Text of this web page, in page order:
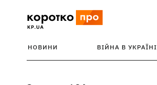
НОВИНИ ВІЙНА В УКРАЇНІ